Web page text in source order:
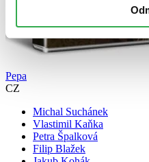
Pepa
CZ
Michal Suchánek
Vlastimil Kaňka
Petra Špalková
Filip Blažek